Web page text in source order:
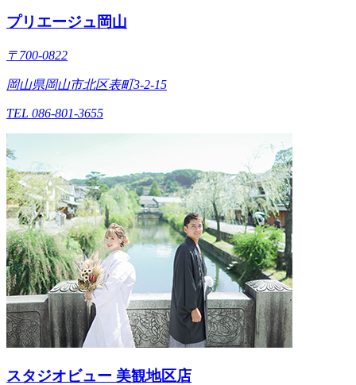
プリエージュ岡山
〒700-0822
岡山県岡山市北区表町3-2-15
TEL 086-801-3655
スタジオビュー 美観地区店